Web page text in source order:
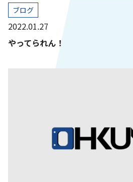
ブログ
2022.01.27
やってられん！